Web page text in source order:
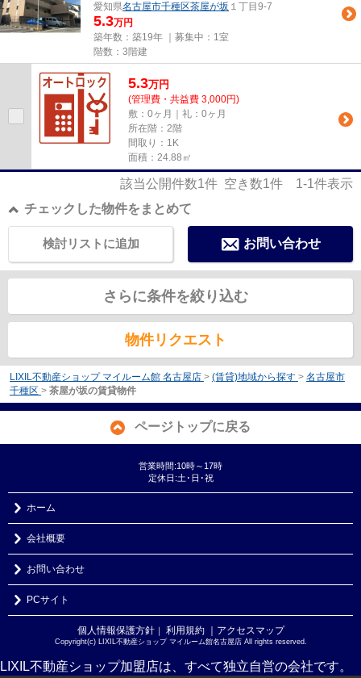
愛知県名古屋市千種区茶屋が坂 １丁目9-7
5.3万円
築年数：築19年 ｜募集中： 1室
階数：3階建
5.3万円
(管理費・共益費 3,000円)
敷：0ヶ月｜礼：0ヶ月
所在階：2階
間取り：1K
面積：24.88㎡
該当公開件数1件 空き数1件 1-1件表示
チェックした物件をまとめて
お問い合わせ
検討リストに追加
さらに条件を絞り込む
物件リクエスト
LIXIL不動産ショップ マイルーム館 名古屋店 > (賃貸)地域から探す > 名古屋市
千種区 > 茶屋が坂の賃貸物件
ページトップに戻る
営業時間:10時～17時
定休日:土･日･祝
ホーム
会社概要
お問い合わせ
PCサイト
個人情報保護方針｜ 利用規約 ｜アクセスマップ
Copyright(c) LIXIL不動産ショップ マイルーム館名古屋店 All rights reserved.
LIXIL不動産ショップ加盟店は、すべて独立自営の会社です。